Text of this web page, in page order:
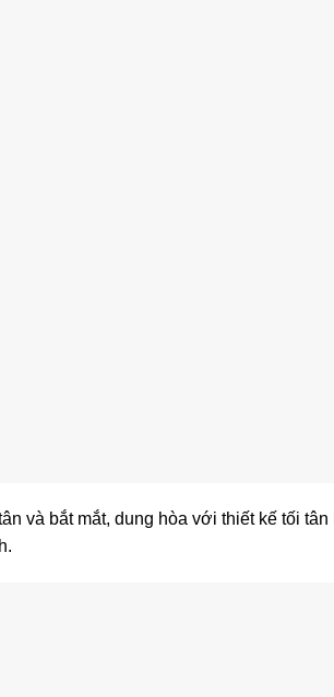
và bắt mắt, dung hòa với thiết kế tối